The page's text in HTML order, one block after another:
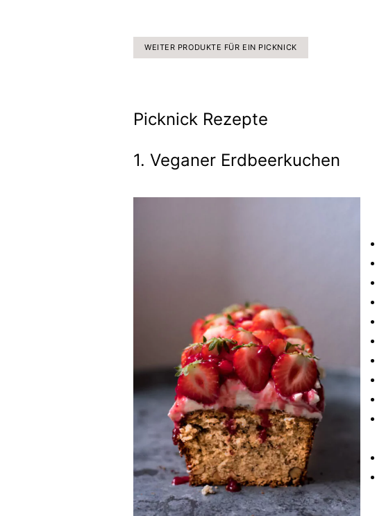
WEITER PRODUKTE FÜR EIN PICKNICK
Picknick Rezepte
1. Veganer Erdbeerkuchen